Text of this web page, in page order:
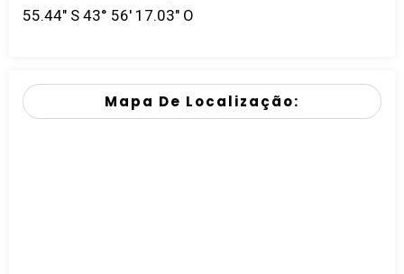
55.44" S 43° 56' 17.03" O
Mapa De Localização: